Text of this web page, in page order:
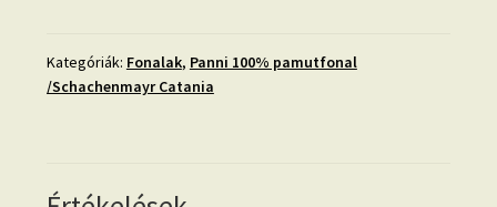
247)
mennyiség
Kategóriák: Fonalak, Panni 100% pamutfonal
/Schachenmayr Catania